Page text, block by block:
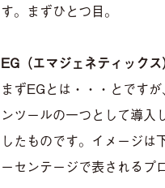
す。まずひとつ目。
EG（エマジェネティック
まずEGとは・・・とです
ンツールの一つとして導
したものです。イメージ
ーセンテージで表されるプ